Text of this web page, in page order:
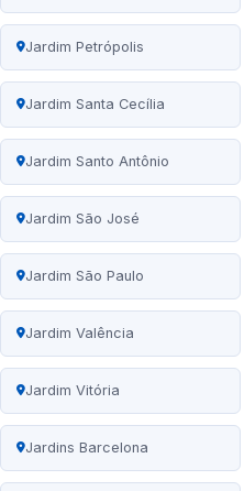
Jardim Petrópolis
Jardim Santa Cecília
Jardim Santo Antônio
Jardim São José
Jardim São Paulo
Jardim Valência
Jardim Vitória
Jardins Barcelona